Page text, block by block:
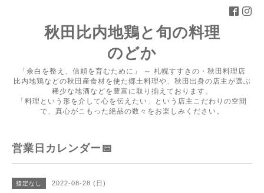
秋田比内地鶏と旬の料理
のどか
「余白を整え、信頼を育むために」 ～ 札幌すすきの・秋田料理店
比内地鶏などの秋田産食材を使た郷土料理や、秋田出身の店主が選ぶ
稀少な地酒などを豊富に取り揃えております。
「料理という形を介して心を伝えたい」という店主こだわりの空間
で、真心がこもった絶品の数々をお楽しみください。
営業日カレンダー📅
指定なし 2022-08-28 (日)